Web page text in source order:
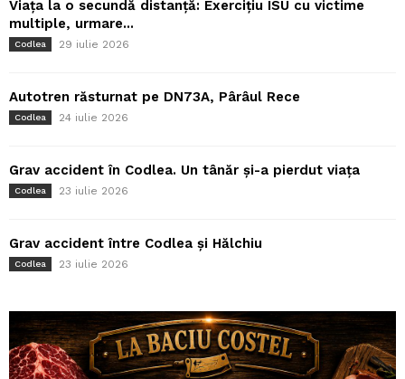
Viața la o secundă distanță: Exercițiu ISU cu victime
multiple, urmare...
Codlea 29 iulie 2026
Autotren răsturnat pe DN73A, Pârâul Rece
Codlea 24 iulie 2026
Grav accident în Codlea. Un tânăr și-a pierdut viața
Codlea 23 iulie 2026
Grav accident între Codlea și Hălchiu
Codlea 23 iulie 2026